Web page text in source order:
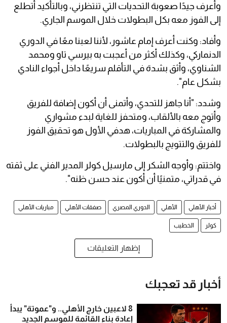
وأعرف جيدًا صعوبة التحديات التي تنتظرني، وبالتأكيد أتطلع
إلى الفوز معه بكل ‏البطولات خلال الموسم الجاري.
وأفاد: وكنت أعرف إمام عاشور، لأننا لعبنا معًا في الدوري
الدنماركي، وكذلك أكثر من أعجبت به ‏بيرسي تاو ومحمد
الشناوي، وأثق بشدة في التأقلم سريعًا داخل أجواء النادي
بشكل عام".‏
وشدد: "أنا جاهز للتحدي، وأتمنى أن أكون إضافة للفريق
وأتوج معه بالألقاب، ومتحفز للغاية ‏لبدء مشواري
والمشاركة في المباريات، هدفي الأول هو تحقيق الفوز
للفريق والتتويج بالبطولات.
واختتم: وأوجه الشكر إلى مارسيل كولر المدير الفني على ثقته
‏في قدراتي، متمنيًا أن أكون عند حسن ظنه".‏
أخبار الأهلي الأهلي الدوري المصري صفقات الأهلي مباريات الأهلي
كولر الخطيب
إظهار التعليقات
أخبار قد تعجبك
8 لاعبين خارج الأهلي.. و"عموتة" يبدأ
إعادة بناء القائمة للموسم الجديد